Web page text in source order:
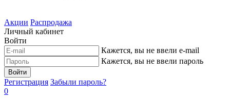
Акции Распродажа
Личный кабинет
Войти
Кажется, вы не ввели e-mail
Кажется, вы не ввели пароль
Войти
Регистрация Забыли пароль?
0